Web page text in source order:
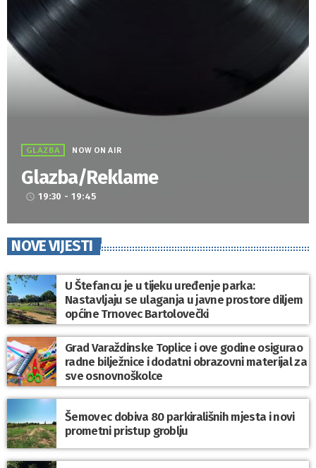
GLAZBA NOW ON AIR
Glazba/Reklame
access_time 19:30 - 19:45
NOVE VIJESTI
U Štefancu je u tijeku uređenje parka:
Nastavljaju se ulaganja u javne prostore diljem
općine Trnovec Bartolovečki
Grad Varaždinske Toplice i ove godine osigurao
radne bilježnice i dodatni obrazovni materijal za
sve osnovnoškolce
Šemovec dobiva 80 parkirališnih mjesta i novi
prometni pristup groblju